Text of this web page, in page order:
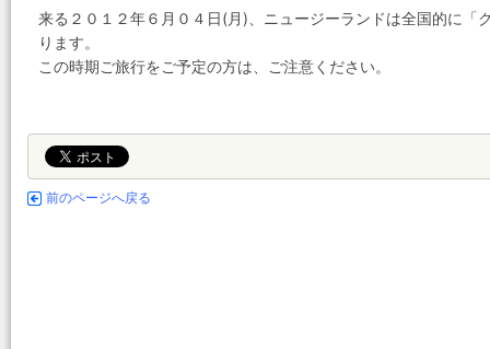
来る２０１２年６月０４日(月)、ニュージーランドは全国的に「
ります。
この時期ご旅行をご予定の方は、ご注意ください。
前のページへ戻る